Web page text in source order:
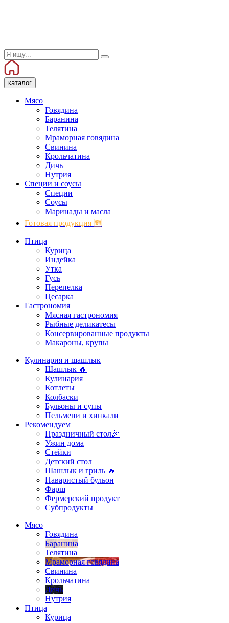
каталог
Мясо
Говядина
Баранина
Телятина
Мраморная говядина
Свинина
Крольчатина
Дичь
Нутрия
Специи и соусы
Специи
Соусы
Маринады и масла
Готовая продукция 🆕
Птица
Курица
Индейка
Утка
Гусь
Перепелка
Цесарка
Гастрономия
Мясная гастрономия
Рыбные деликатесы
Консервированные продукты
Макароны, крупы
Кулинария и шашлык
Шашлык 🔥
Кулинария
Котлеты
Колбаски
Бульоны и супы
Пельмени и хинкали
Рекомендуем
Праздничный стол🎉
Ужин дома
Стейки
Детский стол
Шашлык и гриль 🔥
Наваристый бульон
Фарш
Фермерский продукт
Субпродукты
Мясо
Говядина
Баранина
Телятина
Мраморная говядина
Свинина
Крольчатина
Дичь
Нутрия
Птица
Курица